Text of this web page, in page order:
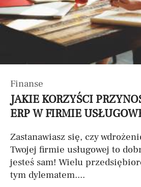
Finanse
JAKIE KORZYŚCI
ERP W FIRMIE
Zastanawiasz się, czy
Twojej firmie usługowej to
jesteś sam! Wielu
tym dylematem....